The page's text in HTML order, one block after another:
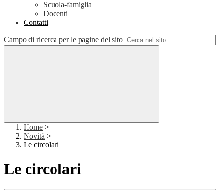
Scuola-famiglia
Docenti
Contatti
Campo di ricerca per le pagine del sito
Home >
Novità >
Le circolari
Le circolari